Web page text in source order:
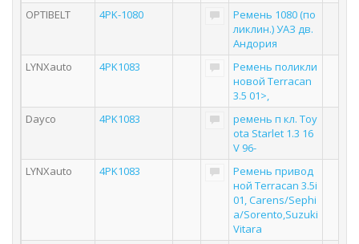
OPTIBELT
4PK-1080
Ремень 1080 (по
ликлин.) УАЗ дв.
Андория
LYNXauto
4PK1083
Ремень поликли
новой Terracan
3.5 01>,
Dayco
4PK1083
ремень п кл. Toy
ota Starlet 1.3 16
V 96-
LYNXauto
4PK1083
Ремень привод
ной Terracan 3.5i
01, Carens/Sephi
a/Sorento,Suzuki
Vitara